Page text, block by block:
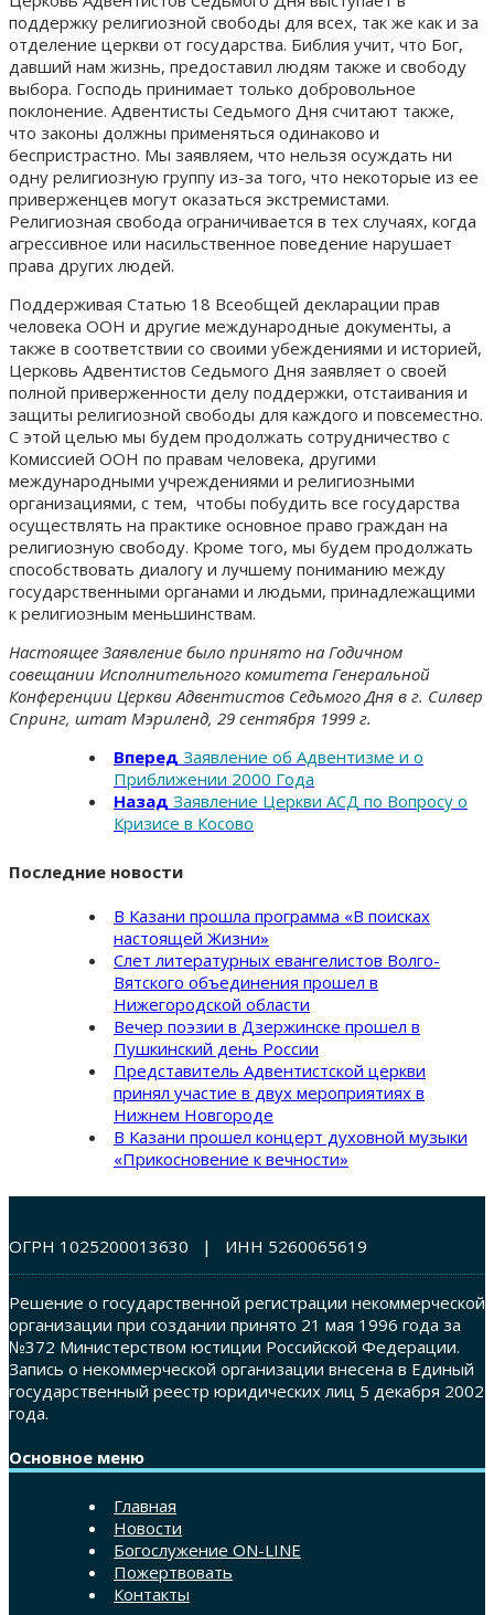
поддержку религиозной свободы для всех, так же как и за
отделение церкви от государства. Библия учит, что Бог,
давший нам жизнь, предоставил людям также и свободу
выбора. Господь принимает только добровольное
поклонение. Адвентисты Седьмого Дня считают также,
что законы должны применяться одинаково и
беспристрастно. Мы заявляем, что нельзя осуждать ни
одну религиозную группу из-за того, что некоторые из ее
приверженцев могут оказаться экстремистами.
Религиозная свобода ограничивается в тех случаях, когда
агрессивное или насильственное поведение нарушает
права других людей.
Поддерживая Статью 18 Всеобщей декларации прав
человека ООН и другие международные документы, а
также в соответствии со своими убеждениями и историей,
Церковь Адвентистов Седьмого Дня заявляет о своей
полной приверженности делу поддержки, отстаивания и
защиты религиозной свободы для каждого и повсеместно.
С этой целью мы будем продолжать сотрудничество с
Комиссией ООН по правам человека, другими
международными учреждениями и религиозными
организациями, с тем, чтобы побудить все государства
осуществлять на практике основное право граждан на
религиозную свободу. Кроме того, мы будем продолжать
способствовать диалогу и лучшему пониманию между
государственными органами и людьми, принадлежащими
к религиозным меньшинствам.
Настоящее Заявление было принято на Годичном
совещании Исполнительного комитета Генеральной
Конференции Церкви Адвентистов Седьмого Дня в г. Силвер
Спринг, штат Мэриленд, 29 сентября 1999 г.
Вперед Заявление об Адвентизме и о
Приближении 2000 Года
Назад Заявление Церкви АСД по Вопросу о
Кризисе в Косово
Последние новости
В Казани прошла программа «В поисках
настоящей Жизни»
Слет литературных евангелистов Волго-
Вятского объединения прошел в
Нижегородской области
Вечер поэзии в Дзержинске прошел в
Пушкинский день России
Представитель Адвентистской церкви
принял участие в двух мероприятиях в
Нижнем Новгороде
В Казани прошел концерт духовной музыки
«Прикосновение к вечности»
ОГРН 1025200013630 | ИНН 5260065619
Решение о государственной регистрации некоммерческой
организации при создании принято 21 мая 1996 года за
№372 Министерством юстиции Российской Федерации.
Запись о некоммерческой организации внесена в Единый
государственный реестр юридических лиц 5 декабря 2002
года.
Основное меню
Главная
Новости
Богослужение ON-LINE
Пожертвовать
Контакты